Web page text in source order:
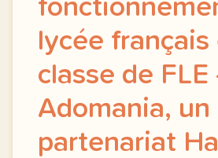
lycée français
classe de FLE
Adomania, un
partenariat